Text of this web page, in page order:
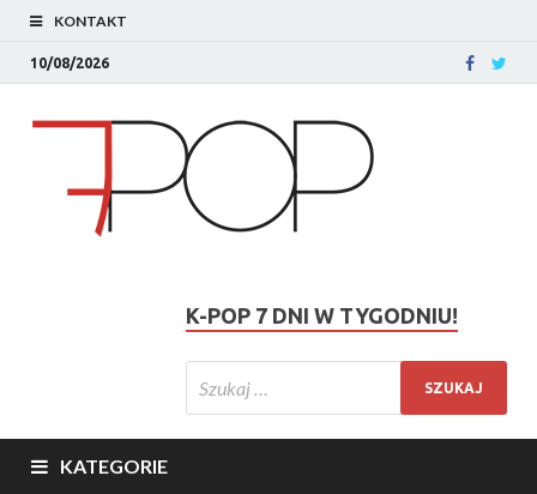
KONTAKT
10/08/2026
K-POP 7 DNI W TYGODNIU!
KATEGORIE